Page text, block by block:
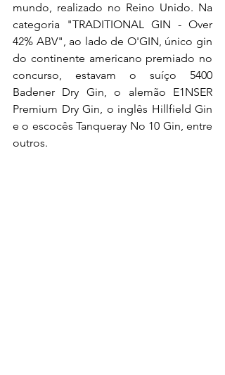
mundo, realizado no Reino Unido. Na
categoria "TRADITIONAL GIN - Over
42% ABV", ao lado de O'GIN, único gin
do continente americano premiado no
concurso, estavam o suíço 5400
Badener Dry Gin, o alemão E1NSER
Premium Dry Gin, o inglês Hillfield Gin
e o escocês Tanqueray No 10 Gin, entre
outros.